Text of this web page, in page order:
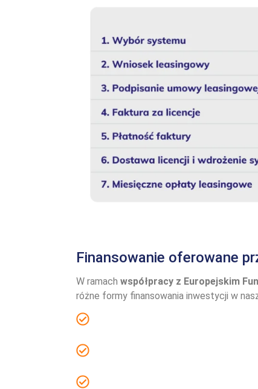
Finansowanie oferowane
W ramach współpracy z Europejskim
różne formy finansowania inwestycji w